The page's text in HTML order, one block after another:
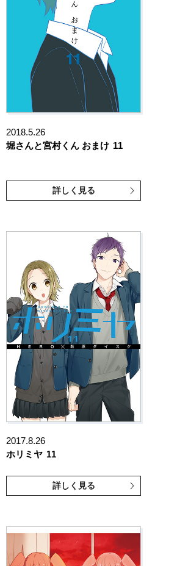
2018.5.26
堀さんと宮村くん おまけ 11
詳しく見る
2017.8.26
ホリミヤ 11
詳しく見る